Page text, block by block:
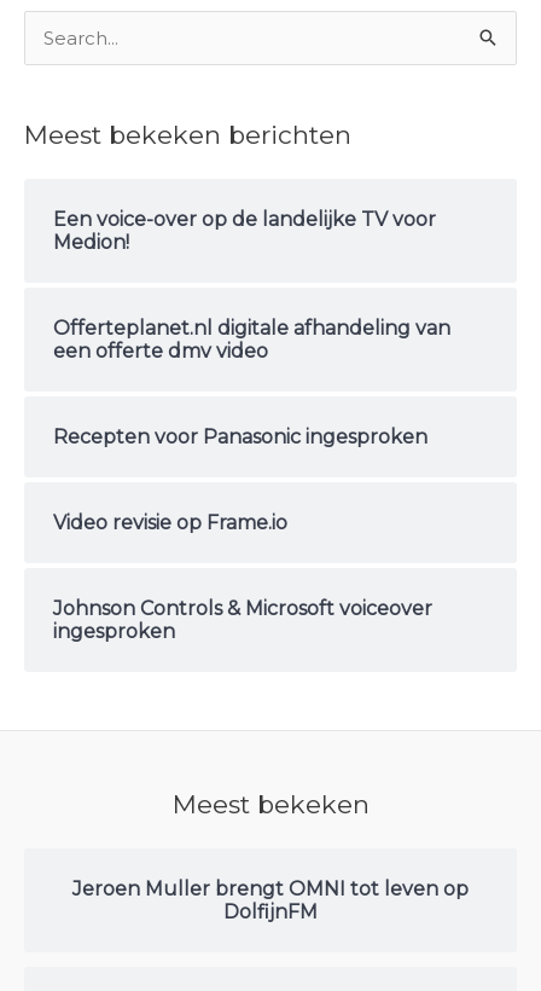
k
Meest bekeken berichten
Een voice-over op de landelijke TV voor
Medion!
Offerteplanet.nl digitale afhandeling van
een offerte dmv video
Recepten voor Panasonic ingesproken
Video revisie op Frame.io
Johnson Controls & Microsoft voiceover
ingesproken
Meest bekeken
Jeroen Muller brengt OMNI tot leven op
DolfijnFM